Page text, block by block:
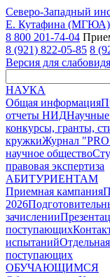
Северо-Западный
Е. Кутафина (МГЮА)
8 800 201-74-04
8 (921) 822-05-85 8
Версия для
НАУКА
Общая информация
отчеты НИД
конкурсы, гранты,
кружкиЖурнал
научное общество
правовая экспертиза
АБИТУРИЕНТАМ
Приемная кампания
2026
зачислении
поступающих
испытаний
поступающих
ОБУЧАЮЩИМСЯ